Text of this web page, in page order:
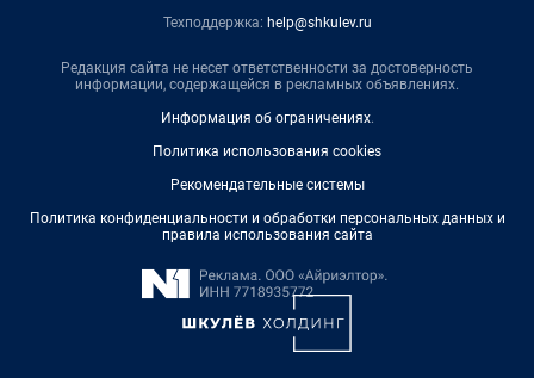
Техподдержка: help@shkulev.ru
Редакция сайта не несет ответственности за достоверность
информации, содержащейся в рекламных объявлениях.
Информация об ограничениях.
Политика использования cookies
Рекомендательные системы
Политика конфиденциальности и обработки персональных данных и
правила использования сайта